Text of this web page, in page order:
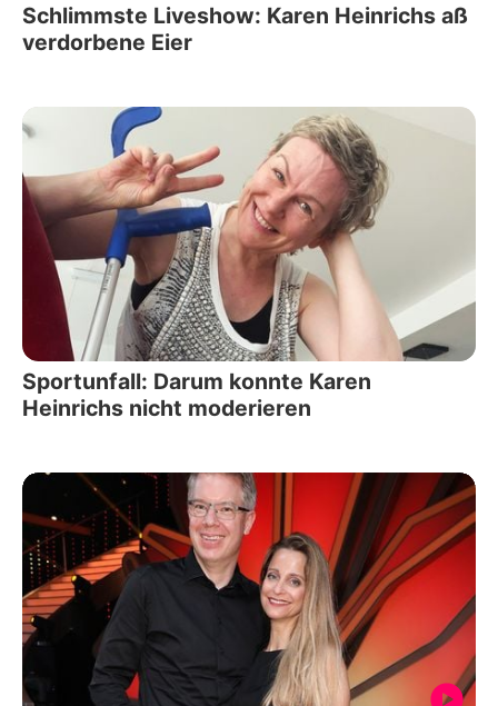
Schlimmste Liveshow: Karen Heinrichs aß
verdorbene Eier
Sportunfall: Darum konnte Karen
Heinrichs nicht moderieren